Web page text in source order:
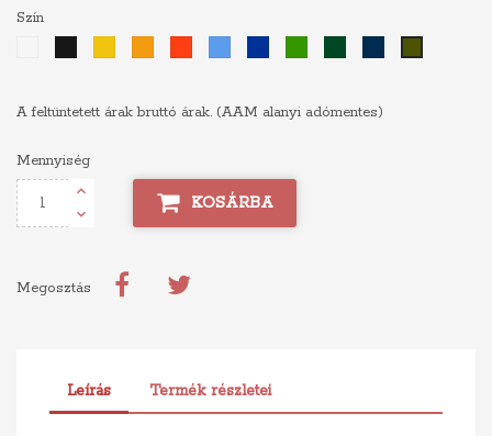
Szín
A feltüntetett árak bruttó árak. (AAM alanyi adómentes)
Mennyiség
KOSÁRBA
Megosztás
Leírás Termék részletei